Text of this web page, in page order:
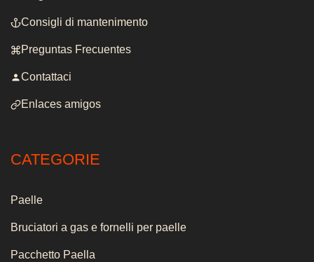
Consigli di mantenimento
Preguntas Frecuentes
Contattaci
Enlaces amigos
CATEGORIE
Paelle
Bruciatori a gas e fornelli per paelle
Pacchetto Paella